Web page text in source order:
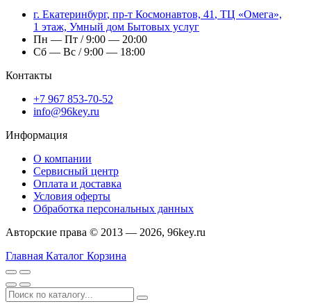
г. Екатеринбург, пр-т Космонавтов, 41, ТЦ «Омега»,
1 этаж, Умный дом Бытовых услуг
Пн — Пт / 9:00 — 20:00
Сб — Вс / 9:00 — 18:00
Контакты
+7 967 853-70-52
info@96key.ru
Информация
О компании
Сервисный центр
Оплата и доставка
Условия оферты
Обработка персональных данных
Авторские права © 2013 — 2026, 96key.ru
Главная Каталог Корзина